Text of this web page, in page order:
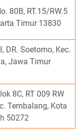
80B, RT.15/RW.5
Timur 13830
DR. Soetomo, Kec.
Jawa Timur
8C, RT 009 RW
Tembalang, Kota
50272